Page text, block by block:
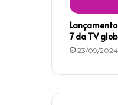
7 da TV
23/09/2024